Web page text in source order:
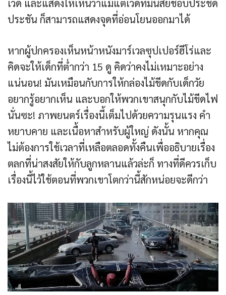
เวด และแสดงให้เห็นว่าแม้แต่เวดที่มีนิสัยชอบประชด
ประชัน ก็สามารถแสดงจุดที่อ่อนโยนออกมาได้
หากผู้ปกครองเห็นหน้าหนังมาร์เวลซุปเปอร์ฮีโร่และ
คิดจะให้เด็กที่ต่ำกว่า 15 ดู คิดว่าคงไม่เหมาะอย่าง
แน่นอน! มันเหมือนกับการให้กล่องไม้ขีดกับเด็กวัย
อยากรู้อยากเห็น และบอกให้พวกเขาสนุกกับไม้ขีดไฟ
นั่นซะ! ภาพยนตร์เรื่องนี้เต็มไปด้วยความรุนแรง คำ
หยาบคาย และเนื้อหาสำหรับผู้ใหญ่ ดังนั้น หากคุณ
ไม่ต้องการใช้เวลาที่เหลือตลอดทั้งคืนเพื่ออธิบายเรื่อง
ตลกที่น่าสงสัยให้กับลูกหลานแล้วล่ะก็ ทางที่ดีควรเก็บ
เรื่องนี้ไว้ใช้ตอนที่พวกเขาโตกว่านี้สักหน่อยจะดีกว่า